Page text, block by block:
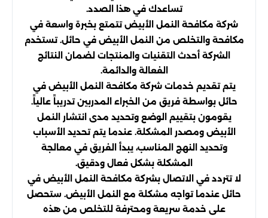
تساعدك في هذا الصدد.
شركة مكافحة النمل الأبيض تتمتع بخبرة واسعة في
مكافحة والتخلص من النمل الأبيض في حائل. تستخدم
الشركة أحدث التقنيات والمنتجات لضمان النتائج
الفعالة والدائمة.
يتم تقديم خدمات شركة مكافحة النمل الأبيض في
حائل بواسطة فريق من الخبراء المدربين تدريباً عالياً.
يقومون بتقييم الوضع وتحديد مدى انتشار النمل
الأبيض ومصدر المشكلة. عندما يتم تحديد الأسباب
وتحديد النهج المناسب، يبدأ الفريق في معالجة
المشكلة بشكل فعال ودقيق.
لا تتردد في الاتصال بشركة مكافحة النمل الأبيض في
حائل عندما تواجه مشكلة مع النمل الأبيض. ستحصل
على خدمة سريعة ومحترفة للتخلص من هذه